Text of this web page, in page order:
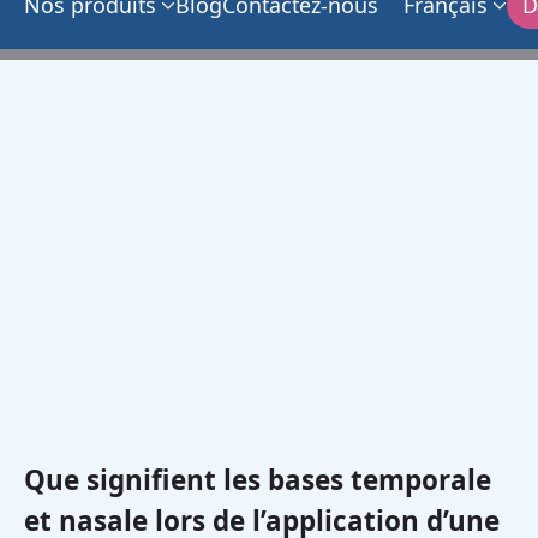
Que signifient les bases temporale
et nasale lors de l’application d’une